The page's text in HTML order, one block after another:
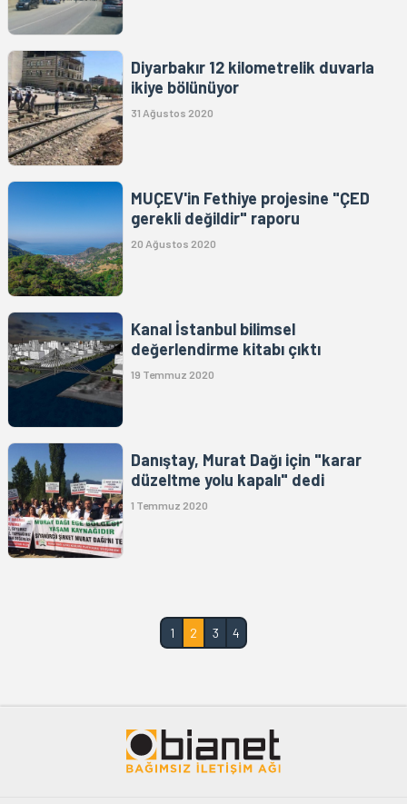
Diyarbakır 12 kilometrelik duvarla
ikiye bölünüyor
31 Ağustos 2020
MUÇEV'in Fethiye projesine "ÇED
gerekli değildir" raporu
20 Ağustos 2020
Kanal İstanbul bilimsel
değerlendirme kitabı çıktı
19 Temmuz 2020
Danıştay, Murat Dağı için "karar
düzeltme yolu kapalı" dedi
1 Temmuz 2020
1 2 3 4